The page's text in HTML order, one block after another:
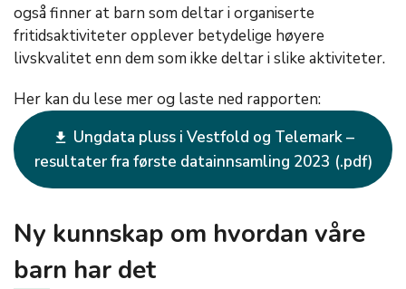
også finner at barn som deltar i organiserte
fritidsaktiviteter opplever betydelige høyere
livskvalitet enn dem som ikke deltar i slike aktiviteter.
Her kan du lese mer og laste ned rapporten:
get_app Ungdata pluss i Vestfold og Telemark –
resultater fra første datainnsamling 2023
Ny kunnskap om hvordan våre
barn har det